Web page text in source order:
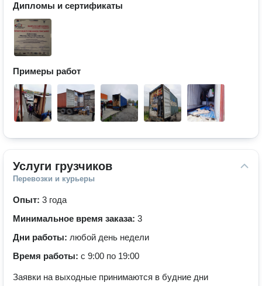
Дипломы и сертификаты
Примеры работ
Услуги грузчиков
Перевозки и курьеры
Опыт: 3 года
Минимальное время заказа: 3
Дни работы: любой день недели
Время работы: с 9:00 по 19:00
Заявки на выходные принимаются в будние дни